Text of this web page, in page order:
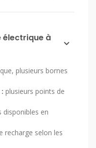
électrique à
plusieurs bornes
plusieurs points de
disponibles en
recharge selon les